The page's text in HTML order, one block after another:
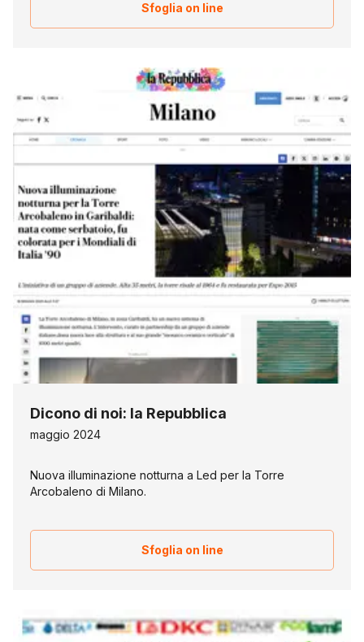
Sfoglia on line
Dicono di noi: la Repubblica
maggio 2024
Nuova illuminazione notturna a Led per la Torre
Arcobaleno di Milano.
Sfoglia on line